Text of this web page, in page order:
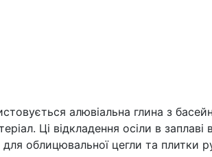
алювіальна глина з
Ці відкладення осіли в
облицювальної цегли та плитки